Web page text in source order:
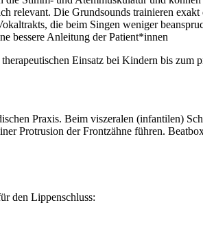
relevant. Die Grundsounds trainieren exakt
die beim Singen weniger
bessere Anleitung der Patient*innen
Einsatz bei Kindern bis zum
Praxis. Beim viszeralen (infantilen)
Protrusion der Frontzähne führen.
den Lippenschluss: